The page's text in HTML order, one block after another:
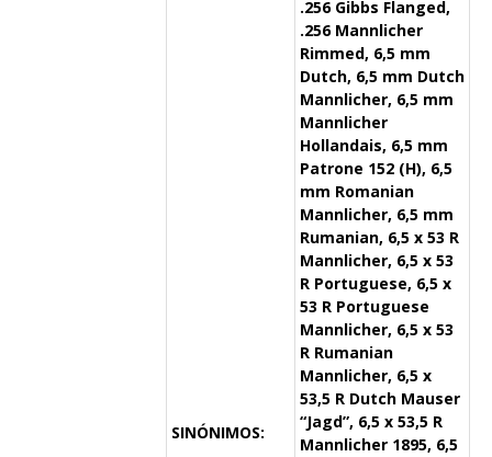
SINÓNIMOS:
.256 Gibbs Flanged,
.256 Mannlicher
Rimmed, 6,5 mm
Dutch, 6,5 mm Dutch
Mannlicher, 6,5 mm
Mannlicher
Hollandais, 6,5 mm
Patrone 152 (H), 6,5
mm Romanian
Mannlicher, 6,5 mm
Rumanian, 6,5 x 53 R
Mannlicher, 6,5 x 53
R Portuguese, 6,5 x
53 R Portuguese
Mannlicher, 6,5 x 53
R Rumanian
Mannlicher, 6,5 x
53,5 R Dutch Mauser
“Jagd”, 6,5 x 53,5 R
Mannlicher 1895, 6,5